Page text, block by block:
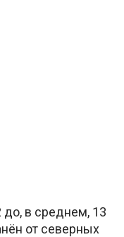
до, в среднем, 13
от северных